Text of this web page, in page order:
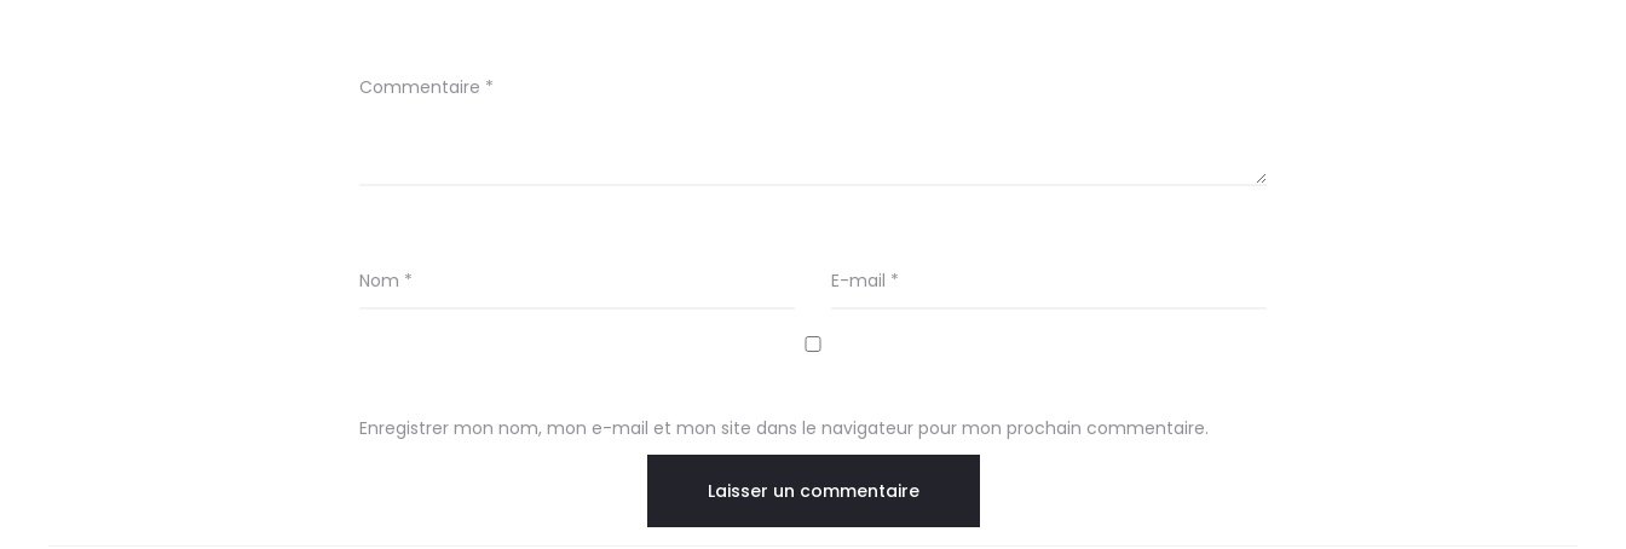
Commentaire *
Nom * E-mail *
Enregistrer mon nom, mon e-mail et mon site dans le navigateur pour mon prochain commentaire.